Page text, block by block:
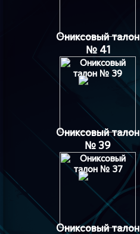
Ониксовый талон
№ 41
Ониксовый талон
№ 39
Ониксовый талон